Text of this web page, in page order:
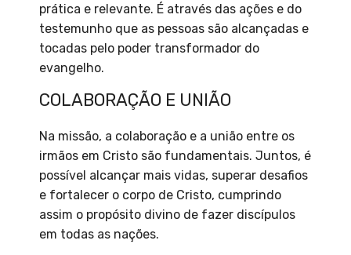
prática e relevante. É através das ações e do
testemunho que as pessoas são alcançadas e
tocadas pelo poder transformador do
evangelho.
COLABORAÇÃO E UNIÃO
Na missão, a colaboração e a união entre os
irmãos em Cristo são fundamentais. Juntos, é
possível alcançar mais vidas, superar desafios
e fortalecer o corpo de Cristo, cumprindo
assim o propósito divino de fazer discípulos
em todas as nações.